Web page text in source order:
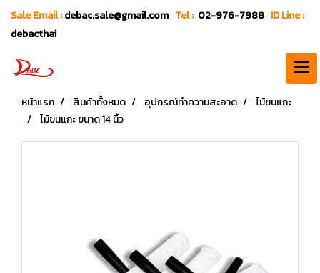
Sale Email :debac.sale@gmail.com Tel : 02-976-7988 ID Line :
debacthai
หน้าแรก สินค้าทั้งหมด อุปกรณ์ทำความสะอาด
ไม้ขนแกะ
ไม้ขนแกะ ขนาด 14 นิ้ว